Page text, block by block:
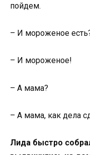
пойдем.
– И мороженое
– И мороженое!
– А мама?
– А мама, как дела
Лида быстро